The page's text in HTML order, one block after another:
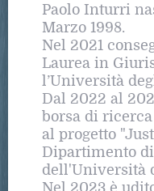
Paolo Inturri
Marzo 1998.
Nel 2021
Laurea in
l’Università
Dal 2022 al
borsa di ricerca
al progetto
Dipartimento
dell'Università